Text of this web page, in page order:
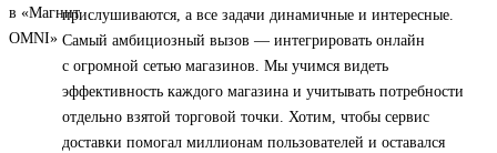
прислушиваются, а все задачи динамичные и интересные.
Самый амбициозный вызов — интегрировать онлайн
с огромной сетью магазинов. Мы учимся видеть
эффективность каждого магазина и учитывать потребности
отдельно взятой торговой точки. Хотим, чтобы сервис
доставки помогал миллионам пользователей и оставался